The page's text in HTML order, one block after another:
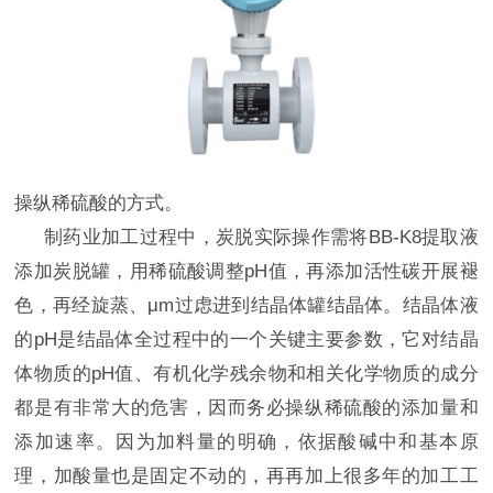
操纵稀硫酸的方式。
制药业加工过程中，炭脱实际操作需将BB-K8提取液
添加炭脱罐，用稀硫酸调整pH值，再添加活性碳开展褪
色，再经旋蒸、μm过虑进到结晶体罐结晶体。结晶体液
的pH是结晶体全过程中的一个关键主要参数，它对结晶
体物质的pH值、有机化学残余物和相关化学物质的成分
都是有非常大的危害，因而务必操纵稀硫酸的添加量和
添加速率。因为加料量的明确，依据酸碱中和基本原
理，加酸量也是固定不动的，再再加上很多年的加工工